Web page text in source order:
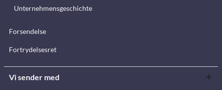
Unternehmensgeschichte
Forsendelse
Fortrydelsesret
Vi sender med